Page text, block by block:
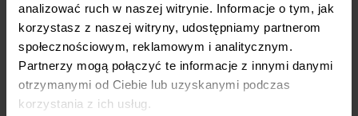
analizować ruch w naszej witrynie. Informacje o tym, jak
korzystasz z naszej witryny, udostępniamy partnerom
społecznościowym, reklamowym i analitycznym.
Partnerzy mogą połączyć te informacje z innymi danymi
otrzymanymi od Ciebie lub uzyskanymi podczas
korzystania z ich usług.
Wydawca, aby sprawdzić tekst do publikacji,
może go pobrać jednym kliknięciem w tym
samym rozszerzeniu, w którym został
zaimportowany, z zachowaniem wyglądu
i rozmieszczenia treści.